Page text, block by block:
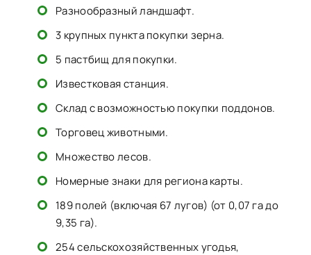
Разнообразный ландшафт.
3 крупных пункта покупки зерна.
5 пастбищ для покупки.
Известковая станция.
Склад с возможностью покупки поддонов.
Торговец животными.
Множество лесов.
Номерные знаки для региона карты.
189 полей (включая 67 лугов) (от 0,07 га до
9,35 га).
254 сельскохозяйственных угодья,